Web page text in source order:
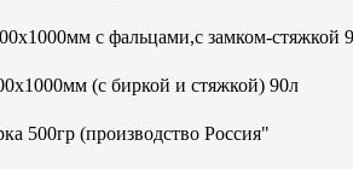
с фальцами,с замком-
(с биркой и стяжкой) 90л
500гр (производство Россия"